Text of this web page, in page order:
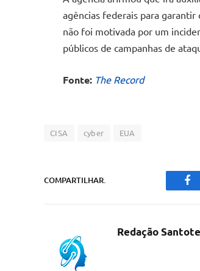
agências federais para
não foi motivada por um
públicos de campanhas de
Fonte: The Record
CISA cyber EUA
COMPARTILHAR.
Redação